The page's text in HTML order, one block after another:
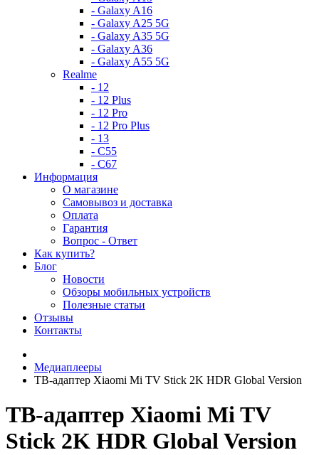
- Galaxy A16
- Galaxy A25 5G
- Galaxy A35 5G
- Galaxy A36
- Galaxy A55 5G
Realme
- 12
- 12 Plus
- 12 Pro
- 12 Pro Plus
- 13
- C55
- C67
Информация
О магазине
Самовывоз и доставка
Оплата
Гарантия
Вопрос - Ответ
Как купить?
Блог
Новости
Обзоры мобильных устройств
Полезные статьи
Отзывы
Контакты
Медиаплееры
ТВ-адаптер Xiaomi Mi TV Stick 2K HDR Global Version
ТВ-адаптер Xiaomi Mi TV
Stick 2K HDR Global Version